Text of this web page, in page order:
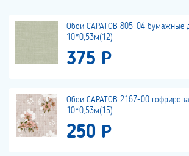
Обои САРАТОВ 805-04 бумажные
10*0,53м(12)
375 Р
Обои САРАТОВ 2167-00
10*0,53м(15)
250 Р